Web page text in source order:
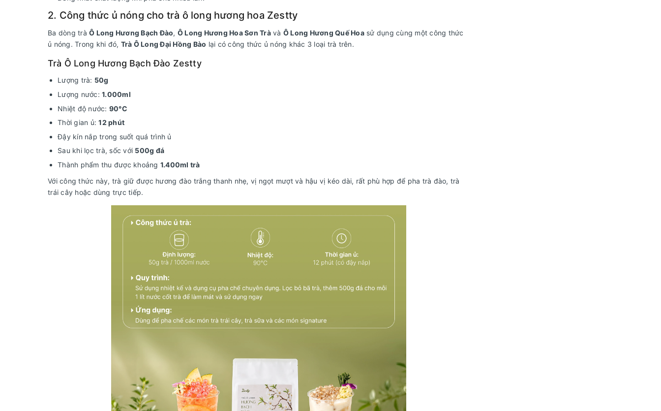
2. Công thức ủ nóng cho trà ô long hương hoa Zestty
Ba dòng trà Ô Long Hương Bạch Đào, Ô Long Hương Hoa Sơn Tràvà Ô Long Hương Quế Hoasử dụng cùng một công thức
ủ nóng. Trong khi đó, Trà Ô Long Đại Hồng Bào lại có công thức ủ nóng khác 3 loại trà trên.
Trà Ô Long Hương Bạch Đào Zestty
Lượng trà: 50g
Lượng nước: 1.000ml
Nhiệt độ nước: 90°C
Thời gian ủ:12 phút
Đậy kín nắp trong suốt quá trình ủ
Sau khi lọc trà, sốc với 500g đá
Thành phẩm thu được khoảng 1.400ml trà
Với công thức này, trà giữ được hương đào trắng thanh nhẹ, vị ngọt mượt và hậu vị kéo dài, rất phù hợp để pha trà đào, trà
trái cây hoặc dùng trực tiếp.